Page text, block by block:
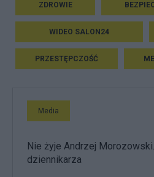
ZDROWIE
WIDEO SALON24
PRZESTĘPCZOŚĆ
Media
Nie żyje Andrzej
dziennikarza